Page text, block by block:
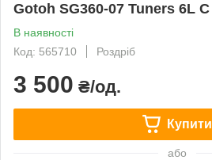
Gotoh SG360-07 Tuners 6L C
В наявності
Код: 565710
Роздріб
3 500 ₴/од.
Купити
або